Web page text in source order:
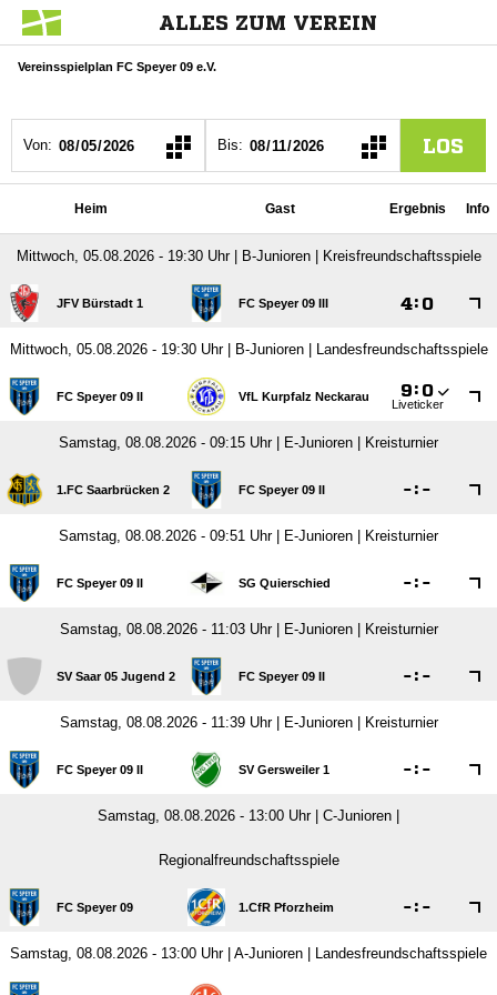
ALLES ZUM VEREIN
Vereinsspielplan FC Speyer 09 e.V.
Von: Bis: LOS
Heim Gast Ergebnis Info
Mittwoch, 05.08.2026 - 19:30 Uhr | B-Junioren | Kreisfreundschaftsspiele
JFV Bürstadt 1 FC Speyer 09 III : 
Mittwoch, 05.08.2026 - 19:30 Uhr | B-Junioren | Landesfreundschaftsspiele
FC Speyer 09 II VfL Kurpfalz Neckarau : 
Liveticker
Samstag, 08.08.2026 - 09:15 Uhr | E-Junioren | Kreisturnier
1.FC Saarbrücken 2 FC Speyer 09 II : 
Samstag, 08.08.2026 - 09:51 Uhr | E-Junioren | Kreisturnier
FC Speyer 09 II SG Quierschied : 
Samstag, 08.08.2026 - 11:03 Uhr | E-Junioren | Kreisturnier
SV Saar 05 Jugend 2 FC Speyer 09 II : 
Samstag, 08.08.2026 - 11:39 Uhr | E-Junioren | Kreisturnier
FC Speyer 09 II SV Gersweiler 1 : 
Samstag, 08.08.2026 - 13:00 Uhr | C-Junioren |
Regionalfreundschaftsspiele
FC Speyer 09 1.CfR Pforzheim : 
Samstag, 08.08.2026 - 13:00 Uhr | A-Junioren | Landesfreundschaftsspiele